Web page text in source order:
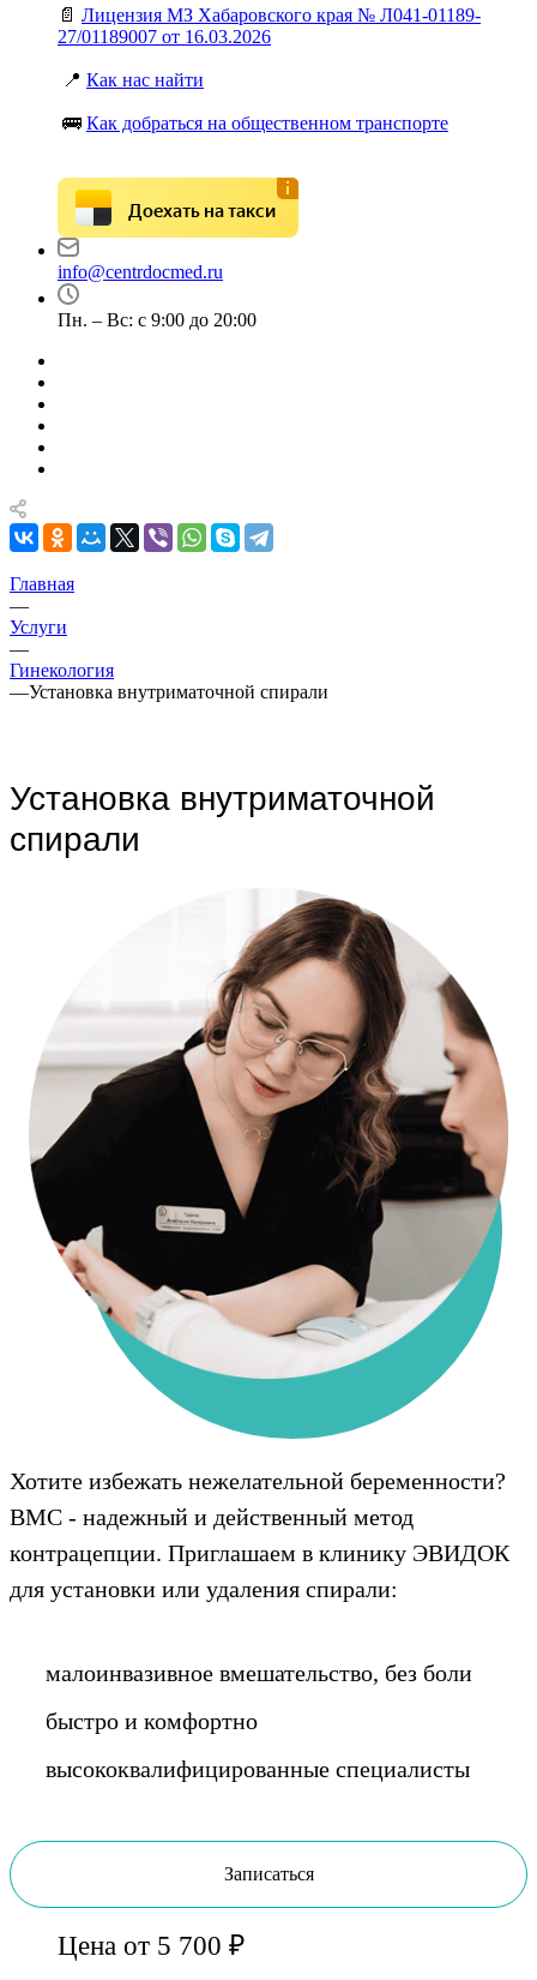
📄 Лицензия МЗ Хабаровского края № Л041-01189-
27/01189007 от 16.03.2026
📍 Как нас найти
🚌 Как добраться на общественном транспорте
Доехать на такси
info@centrdocmed.ru
Пн. – Вс: с 9:00 до 20:00
Главная
—
Услуги
—
Гинекология
—Установка внутриматочной спирали
Установка внутриматочной
спирали
Хотите избежать нежелательной беременности?
ВМС - надежный и действенный метод
контрацепции. Приглашаем в клинику ЭВИДОК
для установки или удаления спирали:
малоинвазивное вмешательство, без боли
быстро и комфортно
высококвалифицированные специалисты
Записаться
Цена от 5 700 ₽